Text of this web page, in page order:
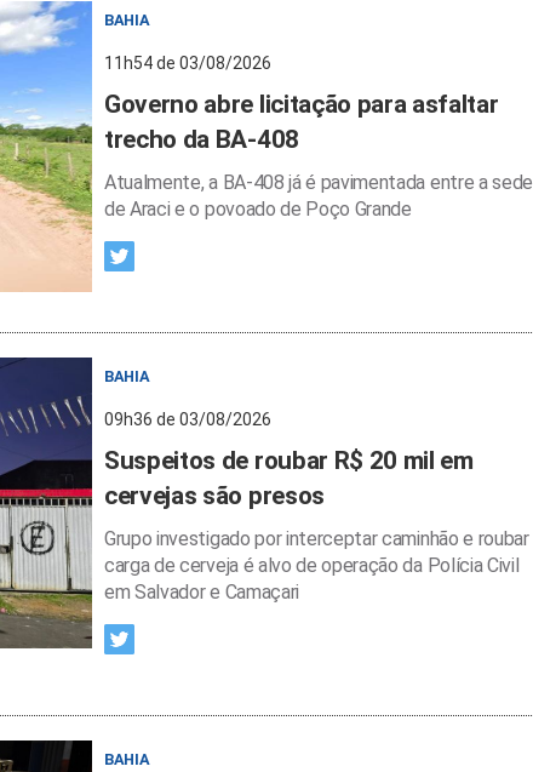
BAHIA
11h54 de 03/08/2026
Governo abre licitação para asfaltar
trecho da BA-408
Atualmente, a BA-408 já é pavimentada entre a sede
de Araci e o povoado de Poço Grande
BAHIA
09h36 de 03/08/2026
Suspeitos de roubar R$ 20 mil em
cervejas são presos
Grupo investigado por interceptar caminhão e roubar
carga de cerveja é alvo de operação da Polícia Civil
em Salvador e Camaçari
BAHIA